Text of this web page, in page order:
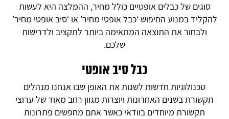
סוגים של כבלים אופטיים כולל מחיר, ההמלצה היא לעשות
להקליד במנוע החיפוש ‘כבל אופטי מחיר’ או ‘סיב אופטי מחיר’
ולבחור את התוצאה המתאימה ביותר לתקציב ולדרישות
שלכם.
כבל סיב אופטי
‏טכנולוגיות חדשות לשנות את האופן שבו אנחנו מנהלים
תקשורת בשנים האחרונות ויוצרות מגוון רחב מאוד של ערוצי
תקשורת מיוחדים בוודאי כאשר אתם מחפשים פתרונות